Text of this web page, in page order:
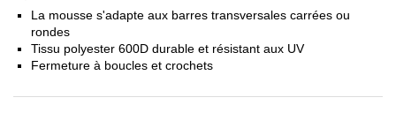
La mousse s'adapte aux barres transversales carrées ou
rondes
Tissu polyester 600D durable et résistant aux UV
Fermeture à boucles et crochets